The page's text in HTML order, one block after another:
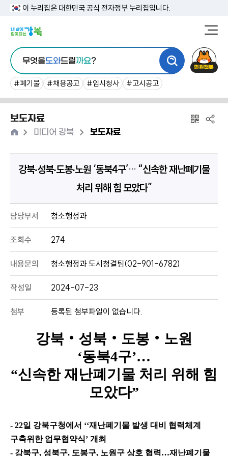
이 누리집은 대한민국 공식 전자정부 누리집입니다.
청
통
합
검
색
무엇을도와드릴까요?
#폐기물 #채용공고 #임시청사 #고시공고
원
보도자료
홈 >미디어 강북 >보도자료
강북‧성북‧도봉‧노원 ‘동북4구’… “신속한 재난폐기물
처리 위해 힘 모았다”
담당부서 청소행정과
조회수 274
내용문의 청소행정과 도시청결팀(02-901-6782)
작성일 2024-07-23
첨부 등록된 첨부파일이 없습니다.
강북 ‧ 성북 ‧ 도봉 ‧ 노원
‘동북4구’…
“신속한 재난폐기물 처리 위해 힘
모았다”
- 22일 강북구청에서 ‘‘재난폐기물 발생 대비 협력체계
구축위한 업무협약식’ 개최
- 강북구, 성북구, 도봉구, 노원구 상호 협력…재난폐기물